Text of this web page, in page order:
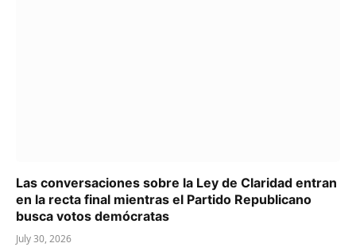
Las conversaciones sobre la Ley de Claridad entran
en la recta final mientras el Partido Republicano
busca votos demócratas
July 30, 2026